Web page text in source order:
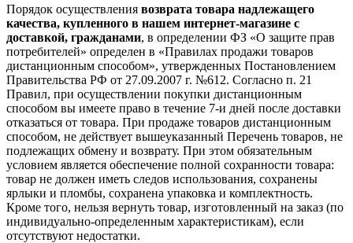
Порядок осуществления возврата товара надлежащего
качества, купленного в нашем интернет-магазине с
доставкой, гражданами, в определении ФЗ «О защите прав
потребителей» определен в «Правилах продажи товаров
дистанционным способом», утвержденных Постановлением
Правительства РФ от 27.09.2007 г. №612. Согласно п. 21
Правил, при осуществлении покупки дистанционным
способом вы имеете право в течение 7-и дней после доставки
отказаться от товара. При продаже товаров дистанционным
способом, не действует вышеуказанный Перечень товаров, не
подлежащих обмену и возврату. При этом обязательным
условием является обеспечение полной сохранности товара:
товар не должен иметь следов использования, сохранены
ярлыки и пломбы, сохранена упаковка и комплектность.
Кроме того, нельзя вернуть товар, изготовленный на заказ (по
индивидуально-определенным характеристикам), если
отсутствуют недостатки.